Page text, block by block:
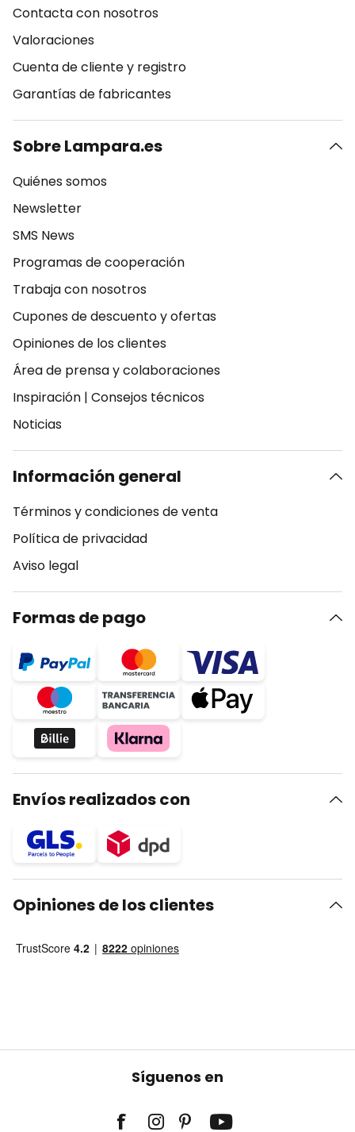
Contacta con nosotros
Valoraciones
Cuenta de cliente y registro
Garantías de fabricantes
Sobre Lampara.es
Quiénes somos
Newsletter
SMS News
Programas de cooperación
Trabaja con nosotros
Cupones de descuento y ofertas
Opiniones de los clientes
Área de prensa y colaboraciones
Inspiración | Consejos técnicos
Noticias
Información general
Términos y condiciones de venta
Política de privacidad
Aviso legal
Formas de pago
Envíos realizados con
Opiniones de los clientes
Síguenos en